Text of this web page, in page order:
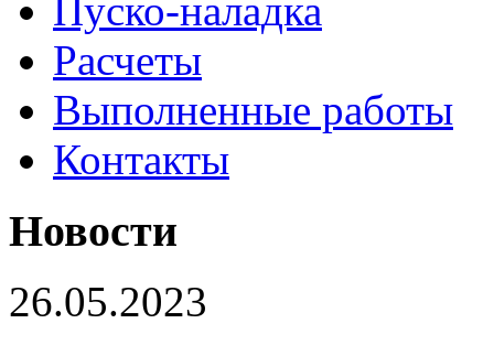
Пуско-наладка
Расчеты
Выполненные работы
Контакты
Новости
26.05.2023